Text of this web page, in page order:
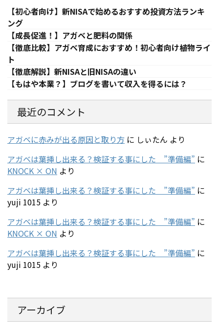
【初心者向け】新NISAで始めるおすすめ投資方法ランキ
ング
【成長促進！】アガベと肥料の関係
【徹底比較】アガベ育成におすすめ！初心者向け植物ライ
ト
【徹底解説】新NISAと旧NISAの違い
【もはや本業？】ブログを書いて収入を得るには？
最近のコメント
アガベに赤みが出る原因と取り方 に しぃたん より
アガベは葉挿し出来る？検証する事にした ”準備編” に
KNOCK × ON より
アガベは葉挿し出来る？検証する事にした ”準備編” に
yuji 1015 より
アガベは葉挿し出来る？検証する事にした ”準備編” に
KNOCK × ON より
アガベは葉挿し出来る？検証する事にした ”準備編” に
yuji 1015 より
アーカイブ